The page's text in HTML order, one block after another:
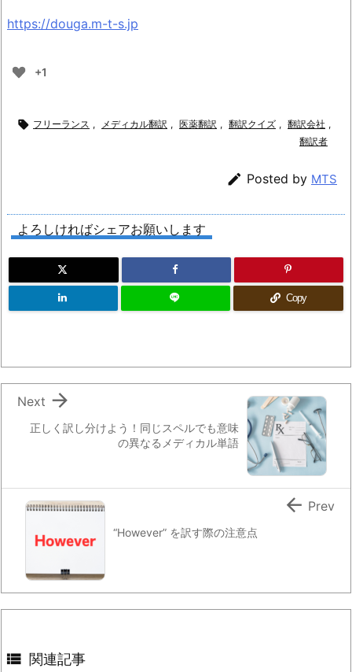
https://douga.m-t-s.jp
+1
 フリーランス , メディカル翻訳 , 医薬翻訳 , 翻訳クイズ , 翻訳会社 ,
翻訳者
 Posted by MTS
よろしければシェアお願いします
Copy
正しく訳し分けよう！同じスペルでも意味
の異なるメディカル単語

Next
“However” を訳す際の注意点
 Prev
 関連記事